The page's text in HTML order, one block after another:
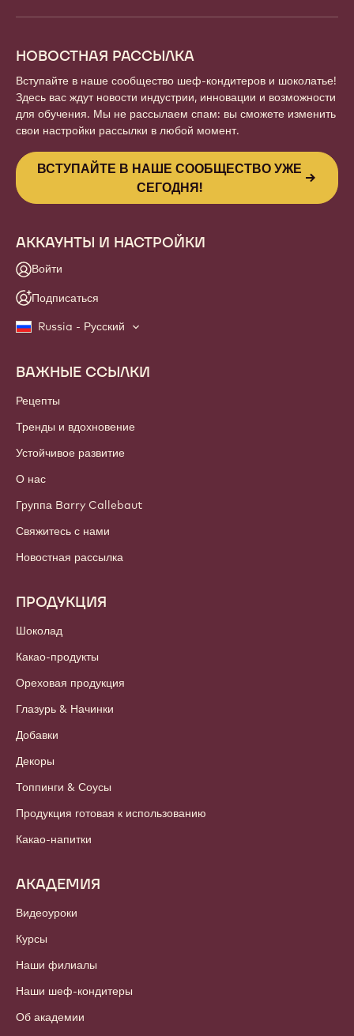
НОВОСТНАЯ РАССЫЛКА
Вступайте в наше сообщество шеф-кондитеров и шоколатье!
Здесь вас ждут новости индустрии, инновации и возможности
для обучения. Мы не рассылаем спам: вы сможете изменить
свои настройки рассылки в любой момент.
ВСТУПАЙТЕ В НАШЕ СООБЩЕСТВО УЖЕ
СЕГОДНЯ!
АККАУНТЫ И НАСТРОЙКИ
Войти
Подписаться
Russia - Русский
Footer
Callebaut
ВАЖНЫЕ ССЫЛКИ
Рецепты
Тренды и вдохновение
Устойчивое развитие
О нас
Группа Barry Callebaut
Свяжитесь с нами
Новостная рассылка
ПРОДУКЦИЯ
Шоколад
Какао-продукты
Ореховая продукция
Глазурь & Начинки
Добавки
Декоры
Топпинги & Соусы
Продукция готовая к использованию
Какао-напитки
АКАДЕМИЯ
Видеоуроки
Курсы
Наши филиалы
Наши шеф-кондитеры
Об академии